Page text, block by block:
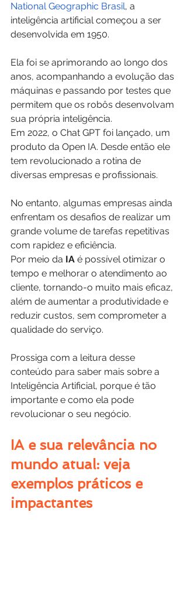
National Geographic Brasil, a
inteligência artificial começou a ser
desenvolvida em 1950.
Ela foi se aprimorando ao longo dos
anos, acompanhando a evolução das
máquinas e passando por testes que
permitem que os robôs desenvolvam
sua própria inteligência.
Em 2022, o Chat GPT foi lançado, um
produto da Open IA. Desde então ele
tem revolucionado a rotina de
diversas empresas e profissionais.
No entanto, algumas empresas ainda
enfrentam os desafios de realizar um
grande volume de tarefas repetitivas
com rapidez e eficiência.
Por meio da IA é possível otimizar o
tempo e melhorar o atendimento ao
cliente, tornando-o muito mais eficaz,
além de aumentar a produtividade e
reduzir custos, sem comprometer a
qualidade do serviço.
Prossiga com a leitura desse
conteúdo para saber mais sobre a
Inteligência Artificial, porque é tão
importante e como ela pode
revolucionar o seu negócio.
IA e sua relevância no
mundo atual: veja
exemplos práticos e
impactantes